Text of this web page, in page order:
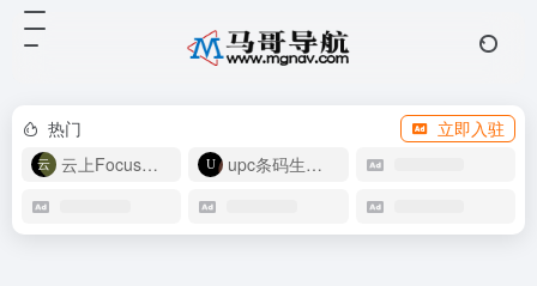
热门
立即入驻
云上Focus接码
upc条码生成器